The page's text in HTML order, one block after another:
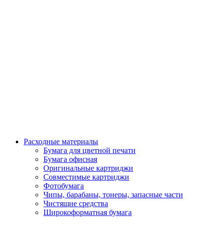
Расходные материалы
Бумага для цветной печати
Бумага офисная
Оригинальные картриджи
Совместимые картриджи
Фотобумага
Чипы, барабаны, тонеры, запасные части
Чистящие средства
Широкоформатная бумага